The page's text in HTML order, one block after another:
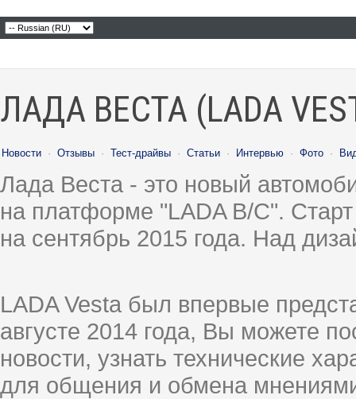
ЛАДА ВЕСТА (LADA
Новости · Отзывы · Тест-драйвы · Статьи · Интервью · Фото ·
Лада Веста - это новый
на платформе "LADA B/C".
на сентябрь 2015 года. Над
LADA Vesta был впервые
августе 2014 года, Вы можете
новости, узнать технические
для общения и обмена